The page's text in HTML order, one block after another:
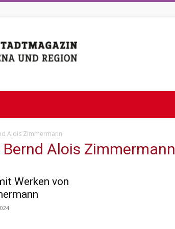
07
Alois Zimmermann
Alois Zimmermann
Werken von